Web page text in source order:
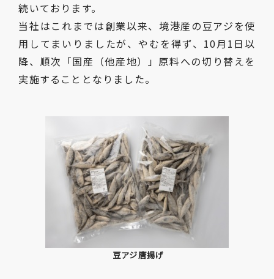
続いております。
当社はこれまでは創業以来、境港産の豆アジを使
用してまいりましたが、やむを得ず、10月1日以
降、順次「国産（他産地）」原料への切り替えを
実施することとなりました。
豆アジ唐揚げ